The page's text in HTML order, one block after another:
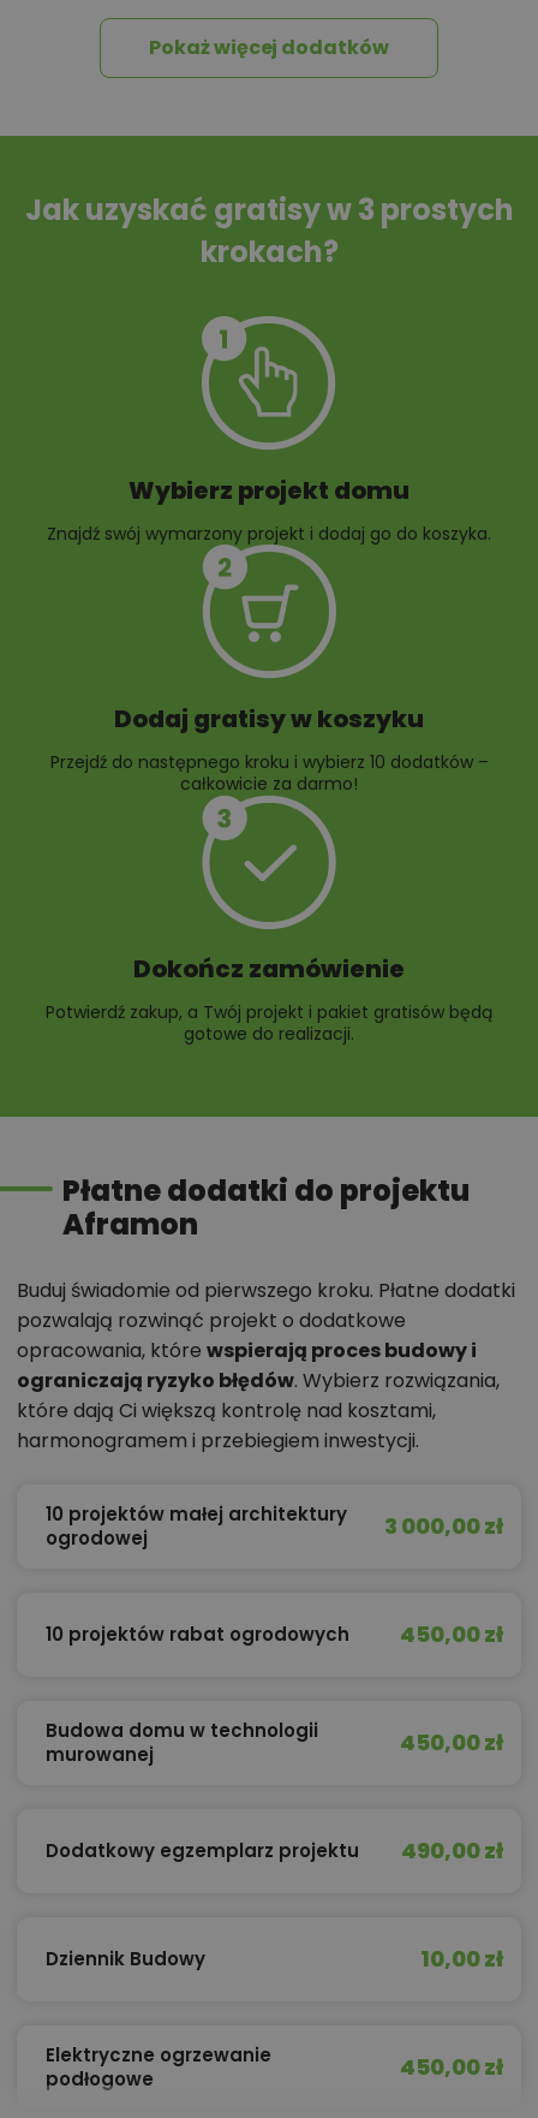
Tablica informacyjna
Przydomowa
10 projektów małej
10 projektów rabat
Pokaż więcej dodatków
Jak uzyskać gratisy w 3 prostych
krokach?
Wybierz projekt domu
Znajdź swój wymarzony projekt i dodaj go do koszyka.
Dodaj gratisy w koszyku
Przejdź do następnego kroku i wybierz 10 dodatków –
całkowicie za darmo!
Dokończ zamówienie
Potwierdź zakup, a Twój projekt i pakiet gratisów będą
gotowe do realizacji.
Płatne dodatki do projektu
Aframon
Buduj świadomie od pierwszego kroku. Płatne dodatki
pozwalają rozwinąć projekt o dodatkowe
opracowania, które wspierają proces budowy i
ograniczają ryzyko błędów. Wybierz rozwiązania,
które dają Ci większą kontrolę nad kosztami,
harmonogramem i przebiegiem inwestycji.
10 projektów małej architektury
ogrodowej
3 000,00 zł
10 projektów rabat ogrodowych 450,00 zł
Budowa domu w technologii
murowanej
450,00 zł
Dodatkowy egzemplarz projektu 490,00 zł
Dziennik Budowy 10,00 zł
Elektryczne ogrzewanie
podłogowe
450,00 zł